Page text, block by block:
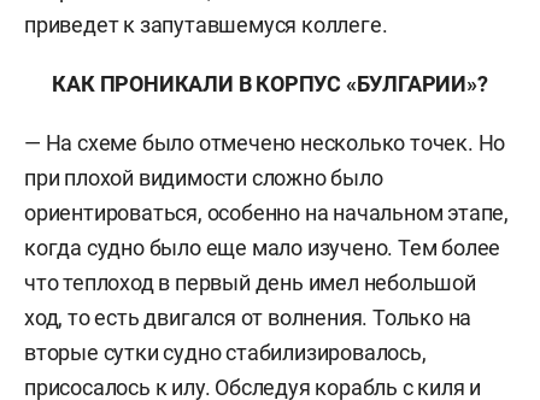
приведет к запутавшемуся коллеге.
КАК ПРОНИКАЛИ В КОРПУС «БУЛГАРИИ»?
— На схеме было отмечено несколько точек. Но
при плохой видимости сложно было
ориентироваться, особенно на начальном этапе,
когда судно было еще мало изучено. Тем более
что теплоход в первый день имел небольшой
ход, то есть двигался от волнения. Только на
вторые сутки судно стабилизировалось,
присосалось к илу. Обследуя корабль с киля и